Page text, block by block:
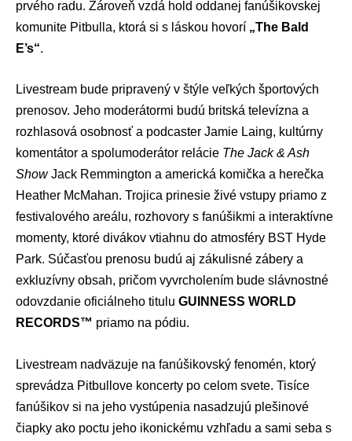
prvého radu. Zároveň vzdá hold oddanej fanúšikovskej
komunite Pitbulla, ktorá si s láskou hovorí „The Bald
E’s“.
Livestream bude pripravený v štýle veľkých športových
prenosov. Jeho moderátormi budú britská televízna a
rozhlasová osobnosť a podcaster Jamie Laing, kultúrny
komentátor a spolumoderátor relácie The Jack & Ash
ShowJack Remmington a americká komička a herečka
Heather McMahan. Trojica prinesie živé vstupy priamo z
festivalového areálu, rozhovory s fanúšikmi a interaktívne
momenty, ktoré divákov vtiahnu do atmosféry BST Hyde
Park. Súčasťou prenosu budú aj zákulisné zábery a
exkluzívny obsah, pričom vyvrcholením bude slávnostné
odovzdanie oficiálneho titulu GUINNESS WORLD
RECORDS™ priamo na pódiu.
Livestream nadväzuje na fanúšikovský fenomén, ktorý
sprevádza Pitbullove koncerty po celom svete. Tisíce
fanúšikov si na jeho vystúpenia nasadzujú plešinové
čiapky ako poctu jeho ikonickému vzhľadu a sami seba s